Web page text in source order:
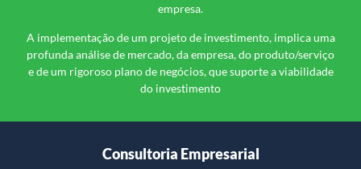
empresa.
A implementação de um projeto de investimento, implica uma
profunda análise de mercado, da empresa, do produto/serviço
e de um rigoroso plano de negócios, que suporte a viabilidade
do investimento
Consultoria Empresarial